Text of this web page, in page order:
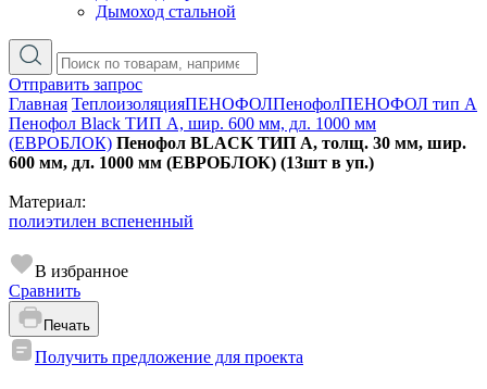
Дымоход стальной
Отправить запрос
Главная ТеплоизоляцияПЕНОФОЛПенофолПЕНОФОЛ тип А
Пенофол Black ТИП A, шир. 600 мм, дл. 1000 мм
(ЕВРОБЛОК) Пенофол BLACK ТИП А, толщ. 30 мм, шир.
600 мм, дл. 1000 мм (ЕВРОБЛОК) (13шт в уп.)
Материал:
полиэтилен вспененный
В избранное
Сравнить
Печать
Получить предложение для проекта